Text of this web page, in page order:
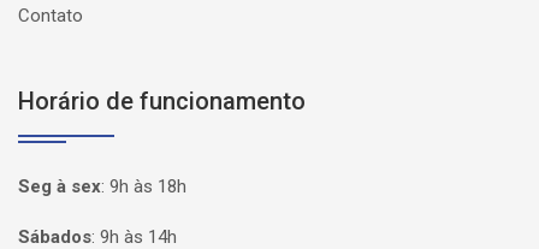
Contato
Horário de funcionamento
Seg à sex: 9h às 18h
Sábados: 9h às 14h